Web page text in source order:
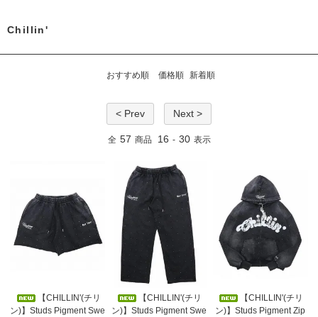
Chillin'
おすすめ順 価格順 新着順
< Prev Next >
全 57 商品 16 - 30 表示
【CHILLIN'(チリ
ン)】Studs Pigment Swe
【CHILLIN'(チリ
ン)】Studs Pigment Swe
【CHILLIN'(チリ
ン)】Studs Pigment Zip